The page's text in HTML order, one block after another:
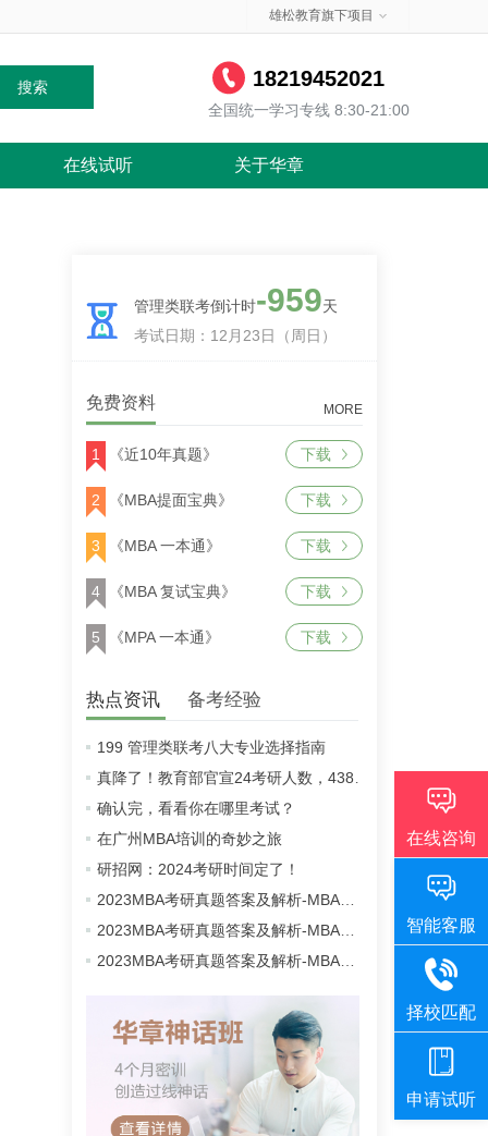
雄松教育旗下项目
搜索 18219452021
全国统一学习专线 8:30-21:00
在线试听 关于华章
管理类联考倒计时-959天
考试日期：12月23日（周日）
免费资料 MORE
1 《近10年真题》 下载
2 《MBA提面宝典》 下载
3 《MBA 一本通》 下载
4 《MBA 复试宝典》 下载
5 《MPA 一本通》 下载
热点资讯 备考经验
199 管理类联考八大专业选择指南
真降了！教育部官宣24考研人数，438万！
确认完，看看你在哪里考试？
在广州MBA培训的奇妙之旅
研招网：2024考研时间定了！
2023MBA考研真题答案及解析-MBA英语二真题解析（雄松华章文字版）
2023MBA考研真题答案及解析-MBA数学真题解析（雄松华章文字版）
2023MBA考研真题答案及解析-MBA逻辑真题解析（雄松华章文字版）